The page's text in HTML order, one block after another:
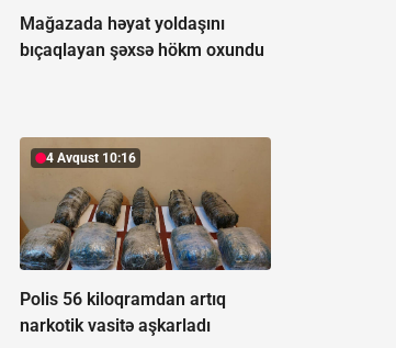
Mağazada həyat yoldaşını
bıçaqlayan şəxsə hökm oxundu
4 Avqust 10:16
Polis 56 kiloqramdan artıq
narkotik vasitə aşkarladı